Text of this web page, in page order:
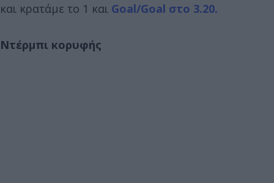
και κρατάμε το 1 και Goal/Goal στο 3.20.
Ντέρμπι κορυφής